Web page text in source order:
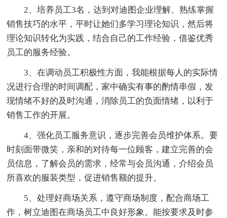
2、培养员工3名，达到对迪图企业理解、熟练掌握
销售技巧的水平，平时让她们多学习理论知识，然后将
理论知识转化为实践，结合自己的工作经验，借鉴优秀
员工的服务经验。
3、在调动员工积极性方面，我能根据每人的实际情
况进行合理的时间调配，家中确实有事的酌情串假，发
现情绪不好的及时沟通，消除员工的负面情绪，以利于
销售工作的开展。
4、强化员工服务意识，逐步完善会员维护体系。要
时刻面带微笑，亲和的对待每一位顾客，建立完善的会
员信息，了解会员的需求，经常与会员沟通，介绍会员
所喜欢的服装类型，促进销售额的提升。
5、处理好商场关系，遵守商场制度，配合商场工
作，树立迪图在商场员工中良好形象。能按要求及时参